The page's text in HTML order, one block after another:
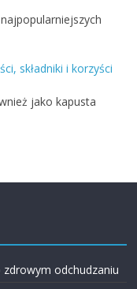
składniki i korzyści
jako kapusta
zdrowym odchudzaniu